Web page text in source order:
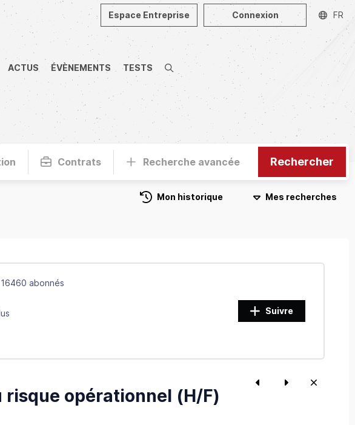
ACTUS ÉVÈNEMENTS TESTS Recherche
Espace Entreprise Connexion FR
Contrats Recherche avancée Rechercher
Mon historique Mes recherches
abonnés
Suivre
opérationnel (H/F)